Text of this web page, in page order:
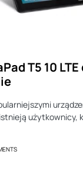
T5 10
użytkownicy,